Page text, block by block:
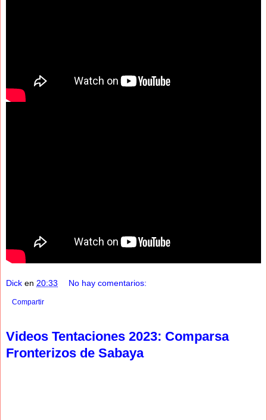
Dick en 20:33 No hay comentarios:
Compartir
Videos Tentaciones 2023: Comparsa
Fronterizos de Sabaya